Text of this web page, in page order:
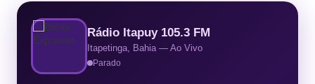
Rádio Itapuy 105.3 FM
Itapetinga, Bahia — Ao Vivo
Parado